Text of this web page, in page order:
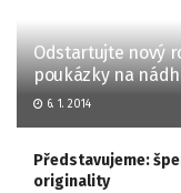
Odstartujte nový
poukázky na
6. 1. 2014
Představujeme:
originality